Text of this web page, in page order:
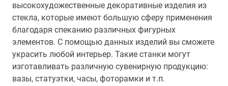
высокохудожественные декоративные изделия из
стекла, которые имеют большую сферу применения
благодаря спеканию различных фигурных
элементов. С помощью данных изделий вы сможете
украсить любой интерьер. Такие станки могут
изготавливать различную сувенирную продукцию:
вазы, статуэтки, часы, фоторамки и т.п.